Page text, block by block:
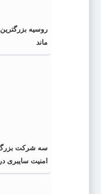
روسیه
ماند
سه شرکت بزرگ
امنیت سایبری